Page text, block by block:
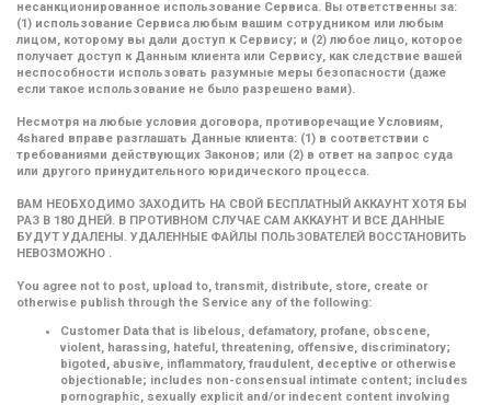
несанкционированное использование Сервиса. Вы ответственны за:
(1) использование Сервиса любым вашим сотрудником или любым
лицом, которому вы дали доступ к Сервису; и (2) любое лицо, которое
получает доступ к Данным клиента или Сервису, как следствие вашей
неспособности использовать разумные меры безопасности (даже
если такое использование не было разрешено вами).
Несмотря на любые условия договора, противоречащие Условиям,
4shared вправе разглашать Данные клиента: (1) в соответствии с
требованиями действующих Законов; или (2) в ответ на запрос суда
или другого принудительного юридического процесса.
ВАМ НЕОБХОДИМО ЗАХОДИТЬ НА СВОЙ БЕСПЛАТНЫЙ АККАУНТ ХОТЯ БЫ
РАЗ В 180 ДНЕЙ. В ПРОТИВНОМ СЛУЧАЕ САМ АККАУНТ И ВСЕ ДАННЫЕ
БУДУТ УДАЛЕНЫ. УДАЛЕННЫЕ ФАЙЛЫ ПОЛЬЗОВАТЕЛЕЙ ВОССТАНОВИТЬ
НЕВОЗМОЖНО .
You agree not to post, upload to, transmit, distribute, store, create or
otherwise publish through the Service any of the following:
Customer Data that is libelous, defamatory, profane, obscene,
violent, harassing, hateful, threatening, offensive, discriminatory;
bigoted, abusive, inflammatory, fraudulent, deceptive or otherwise
objectionable; includes non-consensual intimate content; includes
pornographic, sexually explicit and/or indecent content involving